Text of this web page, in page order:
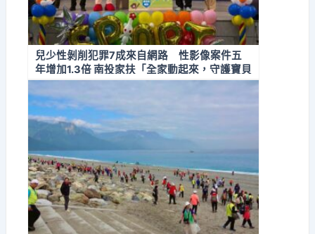
兒少性剝削犯罪7成來自網路 性影像案件五
年增加1.3倍 南投家扶「全家動起來，守護寶貝
大作戰」親子運動會 守護兒少數位安全界線